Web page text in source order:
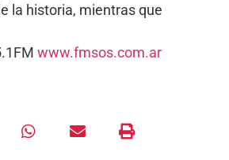
la historia, mientras que
www.fmsos.com.ar